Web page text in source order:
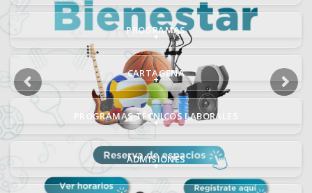
PROGRAMAS
+
CARTAGENA
+
PROGRAMAS TÉCNICOS LABORALES
+
ADMISIONES
+